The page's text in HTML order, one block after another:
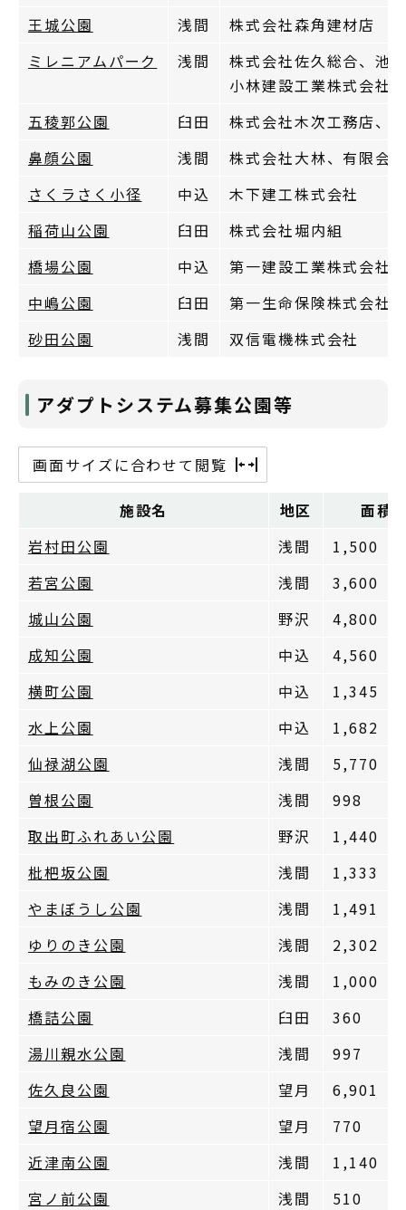
王城公園 浅間
株式会社森角建材店
ミレニアムパーク
浅間
株式会社佐久総合、池
小林建設工業株式会社
五稜郭公園
臼田
株式会社木次工務店、
鼻顔公園
浅間
株式会社大林、有限会
さくラさく小径
中込
木下建工株式会社
稲荷山公園
臼田
株式会社堀内組
橋場公園
中込
第一建設工業株式会社
中嶋公園
臼田
第一生命保険株式会社
砂田公園
浅間 双信電機株式会社
アダプトシステム募集公園等
画面サイズに合わせて閲覧
施設名 地区
面積
岩村田公園
浅間
1,500
若宮公園
浅間
3,600
城山公園
野沢
4,800
成知公園
中込
4,560
横町公園
中込
1,345
水上公園
中込
1,682
仙禄湖公園
浅間
5,770
曽根公園
浅間
998
取出町ふれあい公園
野沢
1,440
枇杷坂公園
浅間
1,333
やまぼうし公園
浅間
1,491
ゆりのき公園
浅間
2,302
もみのき公園
浅間
1,000
橋詰公園
臼田
360
湯川親水公園
浅間
997
佐久良公園
望月
6,901
望月宿公園
望月
770
近津南公園
浅間
1,140
宮ノ前公園
浅間
510